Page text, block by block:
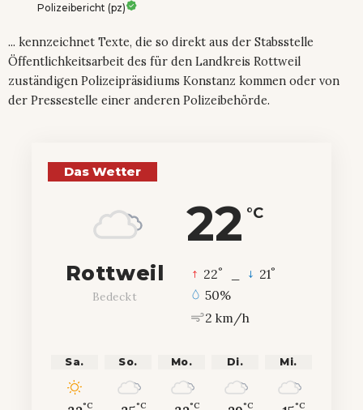
Polizeibericht (pz)
... kennzeichnet Texte, die so direkt aus der Stabsstelle
Öffentlichkeitsarbeit des für den Landkreis Rottweil
zuständigen Polizeipräsidiums Konstanz kommen oder von
der Pressestelle einer anderen Polizeibehörde.
Das Wetter
22 °C
Rottweil
Bedeckt
22° 21°
50%
2 km/h
Sa.
°C
So.
°C
Mo.
°C
Di.
°C
Mi.
°C